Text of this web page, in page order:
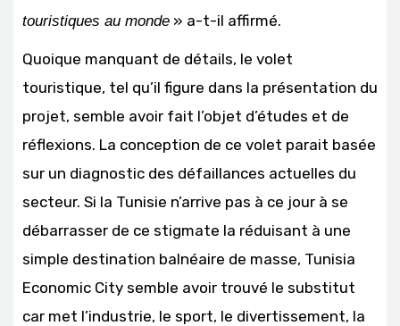
touristiques au monde » a-t-il affirmé.
Quoique manquant de détails, le volet
touristique, tel qu’il figure dans la présentation du
projet, semble avoir fait l’objet d’études et de
réflexions. La conception de ce volet parait basée
sur un diagnostic des défaillances actuelles du
secteur. Si la Tunisie n’arrive pas à ce jour à se
débarrasser de ce stigmate la réduisant à une
simple destination balnéaire de masse, Tunisia
Economic City semble avoir trouvé le substitut
car met l’industrie, le sport, le divertissement, la